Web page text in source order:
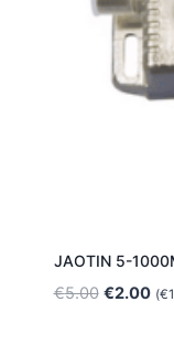
JAOTIN 5-
€5.00 €2.00 (€